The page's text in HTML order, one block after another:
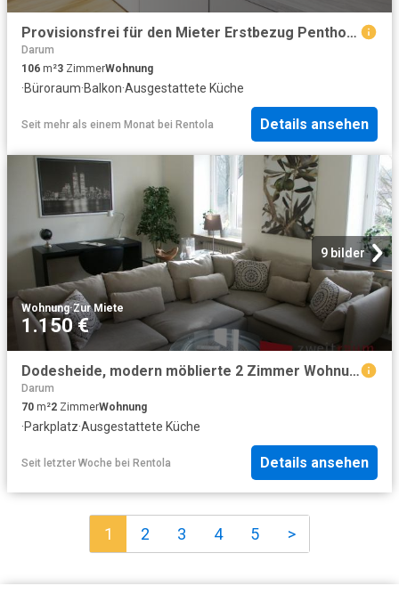
Provisionsfrei für den Mieter Erstbezug Penthouse Wohnung in gefragter Lage von Voxtrup
Darum
106 m²3 ZimmerWohnung
·Büroraum·Balkon·Ausgestattete Küche
Seit mehr als einem Monat bei Rentola Details ansehen
9 bilder
Wohnung·Zur Miete
1.150 €
Dodesheide, modern möblierte 2 Zimmer Wohnung mit PKW Carport in ruhiger Lage
Darum
70 m²2 ZimmerWohnung
·Parkplatz·Ausgestattete Küche
Seit letzter Woche bei Rentola Details ansehen
1 2 3 4 5 >